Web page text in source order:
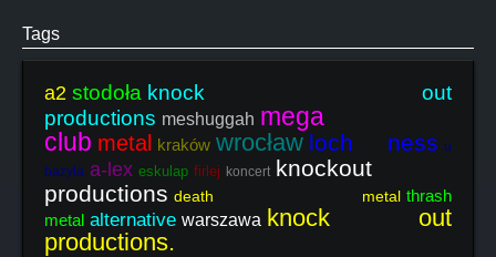
Tags
a2 stodoła knock out
productions meshuggah mega
club metal kraków wrocław loch ness u
bazyla a-lex eskulap firlej koncert knockout
productions death metal thrash
metal alternative warszawa knock out
productions.